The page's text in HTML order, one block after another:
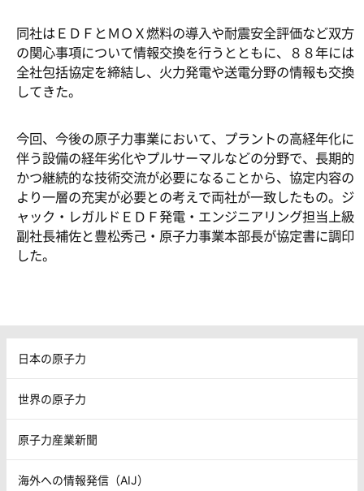
同社はＥＤＦとＭＯＸ燃料の導入や耐震安全評価など双方
の関心事項について情報交換を行うとともに、８８年には
全社包括協定を締結し、火力発電や送電分野の情報も交換
してきた。
今回、今後の原子力事業において、プラントの高経年化に
伴う設備の経年劣化やプルサーマルなどの分野で、長期的
かつ継続的な技術交流が必要になることから、協定内容の
より一層の充実が必要との考えで両社が一致したもの。ジ
ャック・レガルドＥＤＦ発電・エンジニアリング担当上級
副社長補佐と豊松秀己・原子力事業本部長が協定書に調印
した。
日本の原子力
世界の原子力
原子力産業新聞
海外への情報発信（AIJ）